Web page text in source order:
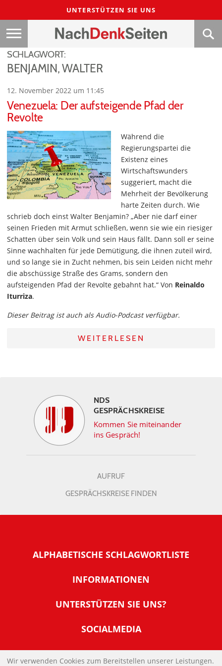
UNTERSTÜTZEN SIE UNS
SCHLAGWORT:
BENJAMIN, WALTER
12. November 2022 um 11:45
Venezuela: Der aufsteigende Pfad der
Revolte
Während die
Regierungspartei die
Existenz eines
Wirtschaftswunders
suggeriert, macht die
Mehrheit der Bevölkerung
harte Zeiten durch. Wie
schrieb doch einst Walter Benjamin? „Aber nie darf einer
seinen Frieden mit Armut schließen, wenn sie wie ein riesiger
Schatten über sein Volk und sein Haus fällt. Dann soll er seine
Sinne wachhalten für jede Demütigung, die ihnen zuteil wird,
und so lange sie in Zucht nehmen, bis sein Leiden nicht mehr
die abschüssige Straße des Grams, sondern den
aufsteigenden Pfad der Revolte gebahnt hat.“ Von Reinaldo
Iturriza.
Dieser Beitrag ist auch als Audio-Podcast verfügbar.
WEITERLESEN
NDS
GESPRÄCHSKREISE
Kommen Sie miteinander
ins Gespräch!
AUFRUF
GESPRÄCHSKREISE FINDEN
ALPHABETISCHE SCHLAGWORTLISTE
INFORMATIONEN
Warum NachDenkSeiten
Tipps zur Nutzung der NachDenkSeiten
Banner und E-Mail-Signaturen
UNTERSTÜTZEN SIE UNS?
Werden Sie Fördermitglied
SOCIALMEDIA
IMPRESSUM
Wir verwenden Cookies zum Bereitstellen unserer Leistungen.